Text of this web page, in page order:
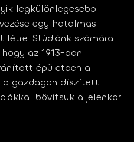
legkülönlegesebb
egy hatalmas
Stúdiónk számára
az 1913-ban
épületben a
a gazdagon díszített
bővítsük a jelenkor